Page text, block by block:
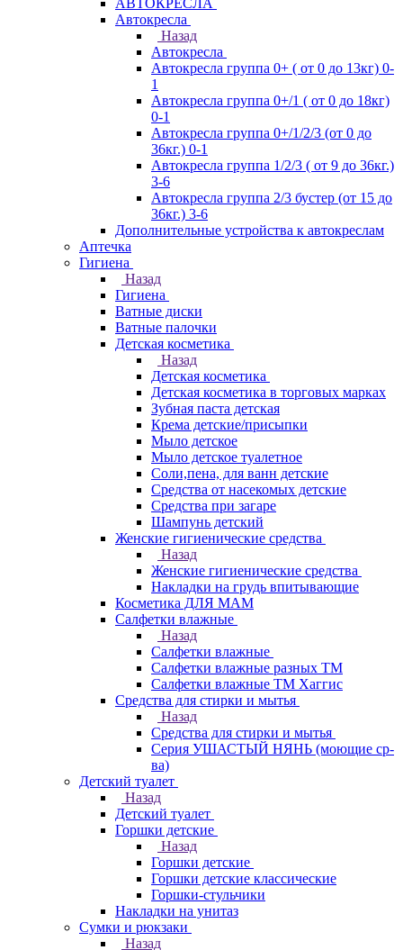
АВТОКРЕСЛА
Автокресла
Назад
Автокресла
Автокресла группа 0+ ( от 0 до 13кг) 0-
1
Автокресла группа 0+/1 ( от 0 до 18кг)
0-1
Автокресла группа 0+/1/2/3 (от 0 до
36кг.) 0-1
Автокресла группа 1/2/3 ( от 9 до 36кг.)
3-6
Автокресла группа 2/3 бустер (от 15 до
36кг.) 3-6
Дополнительные устройства к автокреслам
Аптечка
Гигиена
Назад
Гигиена
Ватные диски
Ватные палочки
Детская косметика
Назад
Детская косметика
Детская косметика в торговых марках
Зубная паста детская
Крема детские/присыпки
Мыло детское
Мыло детское туалетное
Соли,пена, для ванн детские
Средства от насекомых детские
Средства при загаре
Шампунь детский
Женские гигиенические средства
Назад
Женские гигиенические средства
Накладки на грудь впитывающие
Косметика ДЛЯ МАМ
Салфетки влажные
Назад
Салфетки влажные
Салфетки влажные разных ТМ
Салфетки влажные ТМ Хаггис
Средства для стирки и мытья
Назад
Средства для стирки и мытья
Серия УШАСТЫЙ НЯНЬ (моющие ср-
ва)
Детский туалет
Назад
Детский туалет
Горшки детские
Назад
Горшки детские
Горшки детские классические
Горшки-стульчики
Накладки на унитаз
Сумки и рюкзаки
Назад